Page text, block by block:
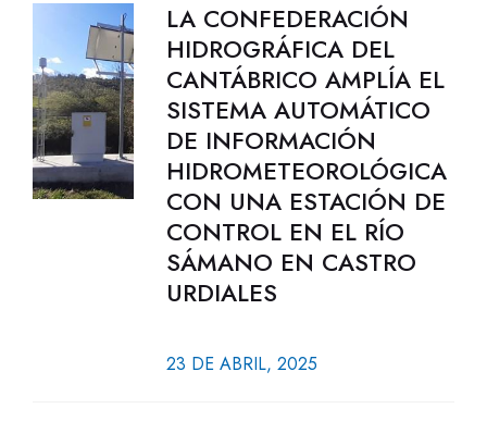
LA CONFEDERACIÓN
HIDROGRÁFICA DEL
CANTÁBRICO AMPLÍA EL
SISTEMA AUTOMÁTICO
DE INFORMACIÓN
HIDROMETEOROLÓGICA
CON UNA ESTACIÓN DE
CONTROL EN EL RÍO
SÁMANO EN CASTRO
URDIALES
23 DE ABRIL, 2025